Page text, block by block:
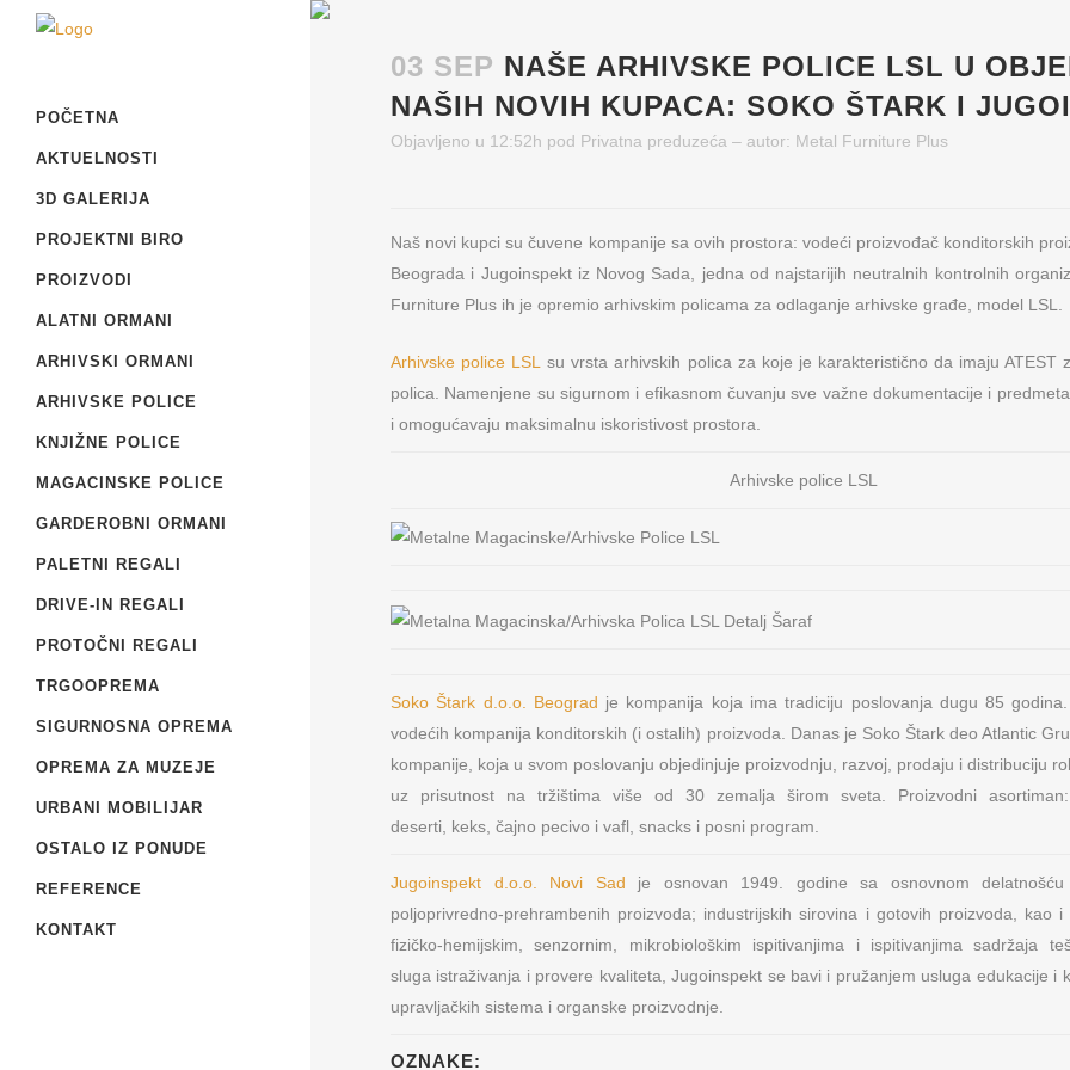
POČETNA
AKTUELNOSTI
3D GALERIJA
PROJEKTNI BIRO
PROIZVODI
ALATNI ORMANI
ARHIVSKI ORMANI
ARHIVSKE POLICE
KNJIŽNE POLICE
MAGACINSKE POLICE
GARDEROBNI ORMANI
PALETNI REGALI
DRIVE-IN REGALI
PROTOČNI REGALI
TRGOOPREMA
SIGURNOSNA OPREMA
OPREMA ZA MUZEJE
URBANI MOBILIJAR
OSTALO IZ PONUDE
REFERENCE
KONTAKT
03 SEP NAŠE ARHIVSKE POLICE LSL U
NAŠIH NOVIH KUPACA: SOKO ŠTARK I
Objavljeno u 12:52h pod Privatna preduzeća – autor: Metal Furniture Plus
Naš novi kupci su čuvene kompanije sa ovih prostora: vodeći proizvođač konditorskih
Beograda i Jugoinspekt iz Novog Sada, jedna od najstarijih neutralnih kontrolnih
Furniture Plus ih je opremio arhivskim policama za odlaganje arhivske građe, model LSL.
Arhivske police LSL
su vrsta arhivskih polica za koje je karakteristično da imaju ATEST
polica. Namenjene su sigurnom i efikasnom čuvanju sve važne dokumentacije i
i omogućavaju maksimalnu iskoristivost prostora.
Arhivske police LSL
Soko Štark d.o.o. Beograd je kompanija koja ima tradiciju poslovanja dugu 85
vodećih kompanija konditorskih (i ostalih) proizvoda. Danas je Soko Štark deo Atlantic
kompanije, koja u svom poslovanju objedinjuje proizvodnju, razvoj, prodaju i distribuciju
uz prisutnost na tržištima više od 30 zemalja širom sveta. Proizvodni
deserti, keks, čajno pecivo i vafl, snacks i posni program.
Jugoinspekt d.o.o. Novi Sad je osnovan 1949. godine sa osnovnom delatnošću
poljoprivredno-prehrambenih proizvoda; industrijskih sirovina i gotovih proizvoda, kao i
fizičko-hemijskim, senzornim, mikrobiološkim ispitivanjima i ispitivanjima sadržaja
sluga istraživanja i provere kvaliteta, Jugoinspekt se bavi i pružanjem usluga edukacije i
upravljačkih sistema i organske proizvodnje.
OZNAKE:
Metal Furniture Plus d.o.o.
Beograd
OSNOVNI PODACI O MFP
PIB: 104724797
Šifra delatnosti: 4674
Tekući račun: 165-9568-53
Sertifikat: ISO 9001:2008
Sertifikat: ISO 14001:2004
Sertifikat: OHSAS 18001
NAŠA
Oprema za
NAŠI